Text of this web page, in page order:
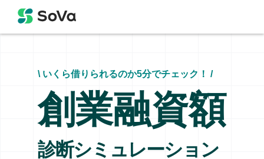
\ いくら借りられるのか5分でチェック！ /
創業融資額
診断シミュレーション